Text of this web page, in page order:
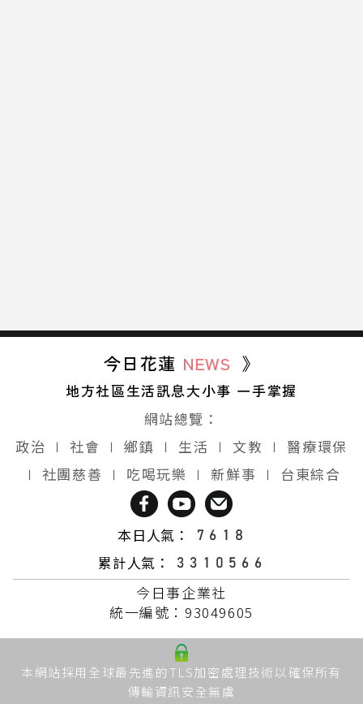
今日花蓮 NEWS 》
地方社區生活訊息大小事 一手掌握
網站總覽：
政治 ∣ 社會 ∣ 鄉鎮 ∣ 生活 ∣ 文教 ∣
醫療環保
∣ 社團慈善 ∣ 吃喝玩樂 ∣ 新鮮事 ∣ 台東綜合
本日人氣：
累計人氣：
今日事企業社
統一編號：93049605
本網站採用全球最先進的TLS加密處理技術以確保所有
傳輸資訊安全無虞